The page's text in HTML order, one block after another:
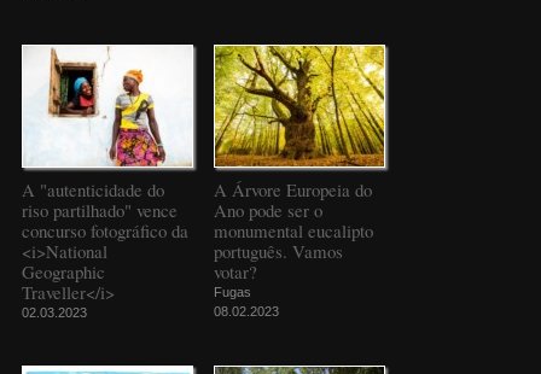
A "autenticidade do
riso partilhado" vence
concurso fotográfico da
<i>National
Geographic
Traveller</i>
02.03.2023
A Árvore Europeia do
Ano pode ser o
monumental eucalipto
português. Vamos
votar?
Fugas
08.02.2023